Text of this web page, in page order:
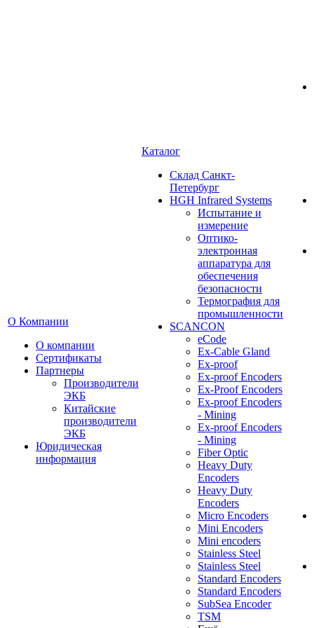
О Компании
О компании
Сертификаты
Партнеры
Производители
ЭКБ
Китайские
производители
ЭКБ
Юридическая
информация
Каталог
Cклад Санкт-
Петербург
HGH Infrared Systems
Испытание и
измерение
Оптико-
электронная
аппаратура для
обеспечения
безопасности
Термография для
промышленности
SCANCON
eCode
Ex-Cable Gland
Ex-proof
Ex-proof Encoders
Ex-Proof Encoders
Ex-proof Encoders
- Mining
Ex-proof Encoders
- Mining
Fiber Optic
Heavy Duty
Encoders
Heavy Duty
Encoders
Micro Encoders
Mini Encoders
Mini encoders
Stainless Steel
Stainless Steel
Standard Encoders
Standard Encoders
SubSea Encoder
TSM